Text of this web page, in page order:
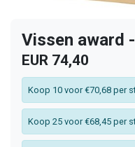
Vissen award
EUR 74,40
Koop 10 voor €70,68 per
Koop 25 voor €68,45 per